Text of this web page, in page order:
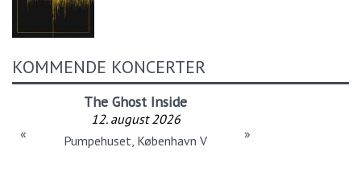
KOMMENDE KONCERTER
The Ghost Inside
12. august 2026
Pumpehuset, København V
« »